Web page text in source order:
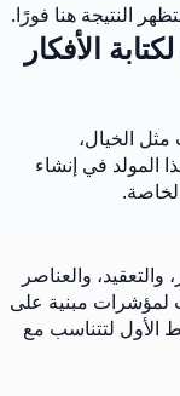
النتيجة هنا فورًا.
الأفكار
مثل الخيال،
المولد في إنشاء
والعناصر
لمؤشرات مبنية على
الأول لتتناسب مع